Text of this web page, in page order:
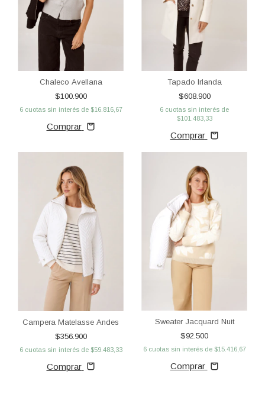
Chaleco Avellana
$100.900
6 cuotas sin interés de $16.816,67
Comprar
Tapado Irlanda
$608.900
6 cuotas sin interés de
$101.483,33
Comprar
Campera Matelasse Andes
$356.900
6 cuotas sin interés de $59.483,33
Comprar
Sweater Jacquard Nuit
$92.500
6 cuotas sin interés de $15.416,67
Comprar